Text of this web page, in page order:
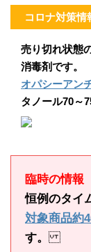
コロナ対策情
売り切れ状態
消毒剤です。
オパシーアン
タノール70～
臨時の情報
恒例のタイ
対象商品約
す。